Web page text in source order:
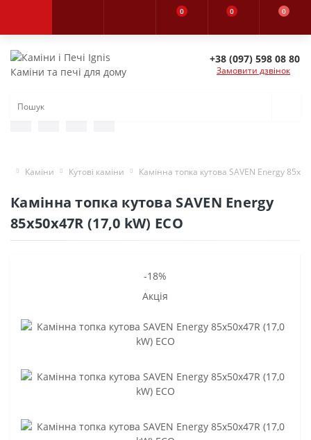
0 0 0
Каміни та печі для дому
+38 (097) 598 08 80
Замовити дзвінок
Каміни Кутові каміни Камінна топка кутова SAVEN Energy
Камінна топка кутова SAVEN Energy
85х50х47R (17,0 kW) ECO
-18%
Акція